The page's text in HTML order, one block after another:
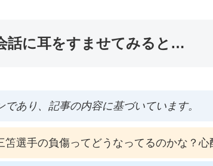
話に耳をすませてみると…
あり、記事の内容に基づいています。
笘選手の負傷ってどうなってるのかな？心